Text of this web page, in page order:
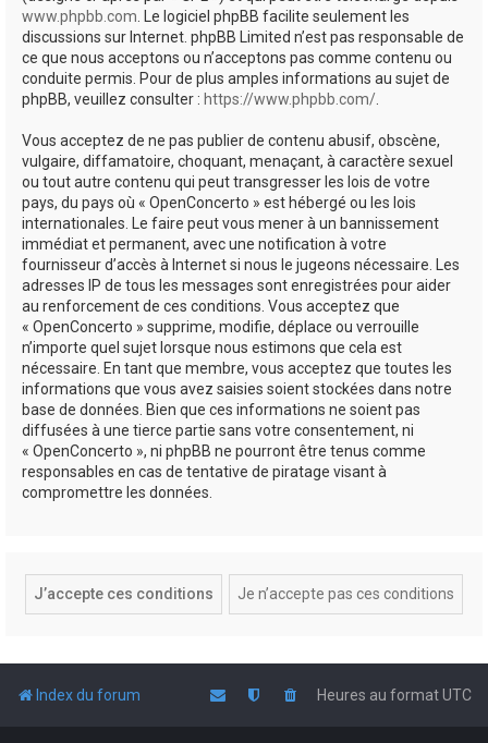
www.phpbb.com. Le logiciel phpBB facilite seulement les
discussions sur Internet. phpBB Limited n’est pas responsable de
ce que nous acceptons ou n’acceptons pas comme contenu ou
conduite permis. Pour de plus amples informations au sujet de
phpBB, veuillez consulter : https://www.phpbb.com/.
Vous acceptez de ne pas publier de contenu abusif, obscène,
vulgaire, diffamatoire, choquant, menaçant, à caractère sexuel
ou tout autre contenu qui peut transgresser les lois de votre
pays, du pays où « OpenConcerto » est hébergé ou les lois
internationales. Le faire peut vous mener à un bannissement
immédiat et permanent, avec une notification à votre
fournisseur d’accès à Internet si nous le jugeons nécessaire. Les
adresses IP de tous les messages sont enregistrées pour aider
au renforcement de ces conditions. Vous acceptez que
« OpenConcerto » supprime, modifie, déplace ou verrouille
n’importe quel sujet lorsque nous estimons que cela est
nécessaire. En tant que membre, vous acceptez que toutes les
informations que vous avez saisies soient stockées dans notre
base de données. Bien que ces informations ne soient pas
diffusées à une tierce partie sans votre consentement, ni
« OpenConcerto », ni phpBB ne pourront être tenus comme
responsables en cas de tentative de piratage visant à
compromettre les données.
Index du forum Heures au formatUTC